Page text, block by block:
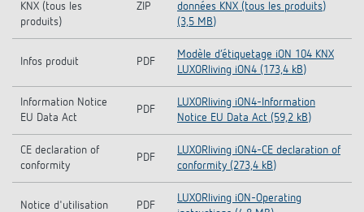
KNX (tous les
produits)
ZIP
données KNX (tous les produits)
(3,5 MB)
Infos produit PDF
Modèle d‘étiquetage iON 104 KNX
LUXORliving iON4 (173,4 kB)
Information Notice
EU Data Act
PDF
LUXORliving iON4-Information
Notice EU Data Act (59,2 kB)
CE declaration of
conformity
PDF
LUXORliving iON4-CE declaration of
conformity (273,4 kB)
Notice d'utilisation PDF
LUXORliving iON-Operating